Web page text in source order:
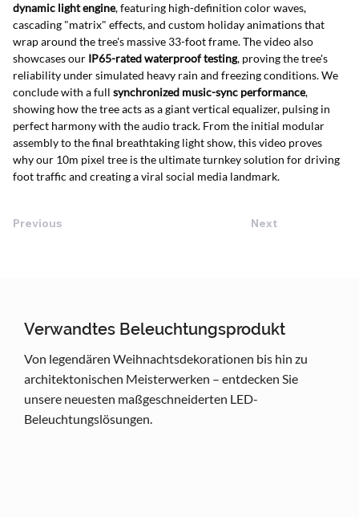
dynamic light engine, featuring high-definition color waves,
cascading "matrix" effects, and custom holiday animations that
wrap around the tree's massive 33-foot frame. The video also
showcases our IP65-rated waterproof testing, proving the tree's
reliability under simulated heavy rain and freezing conditions. We
conclude with a full synchronized music-sync performance,
showing how the tree acts as a giant vertical equalizer, pulsing in
perfect harmony with the audio track. From the initial modular
assembly to the final breathtaking light show, this video proves
why our 10m pixel tree is the ultimate turnkey solution for driving
foot traffic and creating a viral social media landmark.
Previous Next
Verwandtes Beleuchtungsprodukt
Von legendären Weihnachtsdekorationen bis hin zu
architektonischen Meisterwerken – entdecken Sie
unsere neuesten maßgeschneiderten LED-
Beleuchtungslösungen.